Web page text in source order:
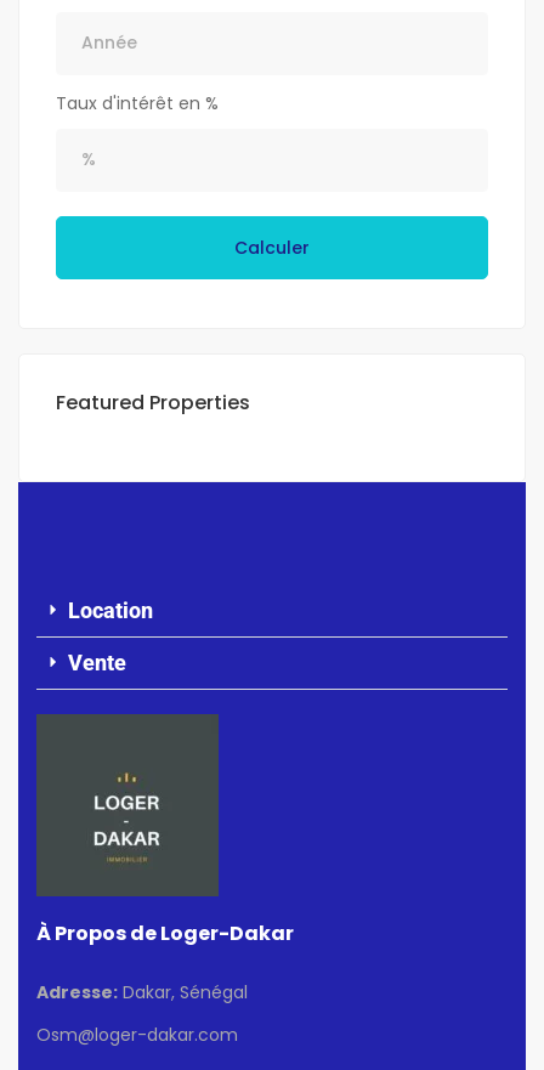
Taux d'intérêt en %
Calculer
Featured Properties
Location
Vente
À Propos de Loger-Dakar
Adresse: Dakar, Sénégal
Osm@loger-dakar.com